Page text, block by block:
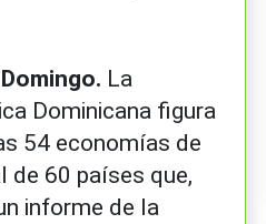
La
Dominicana figura
54 economías de
de 60 países que,
informe de la